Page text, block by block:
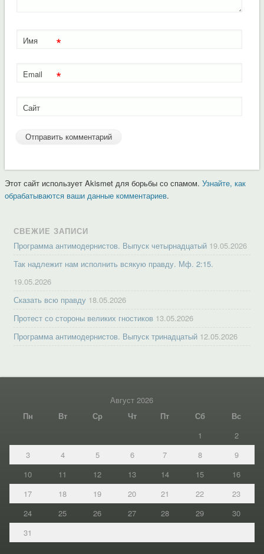
Имя *
Email *
Сайт
Этот сайт использует Akismet для борьбы со спамом. Узнайте, как
обрабатываются ваши данные комментариев.
СВЕЖИЕ ЗАПИСИ
Программа антимодернистов. Выпуск четырнадцатый 19.05.2026
Так надлежит нам исполнить всякую правду. Мф. 2:15.
19.05.2026
Сказать всю правду 18.05.2026
Протест со стороны великих гностиков 13.05.2026
Программа антимодернистов. Выпуск тринадцатый 12.05.2026
Август 2026
Пн
Вт Ср Чт Пт Сб
Вс
1
2
3
4 5 6 7 8
9
10
11 12 13 14 15
16
17
18 19 20 21 22
23
24
25 26 27 28 29
30
31